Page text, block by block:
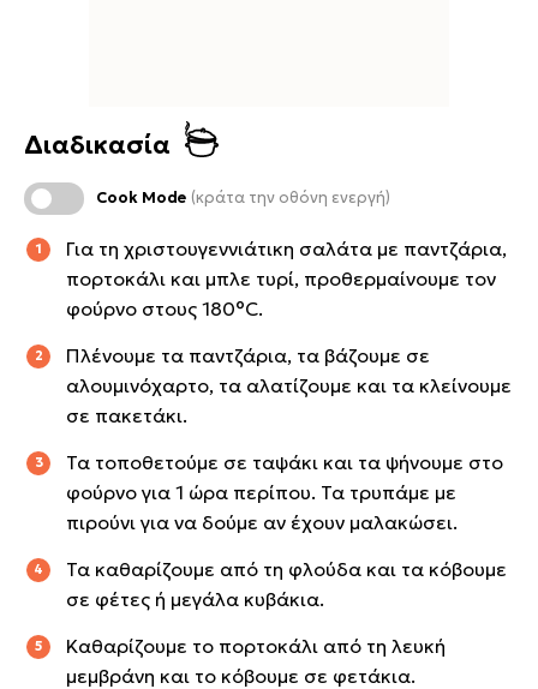
Διαδικασία
Cook Mode (κράτα την οθόνη ενεργή)
Για τη χριστουγεννιάτικη σαλάτα με παντζάρια,
πορτοκάλι και μπλε τυρί, προθερμαίνουμε τον
φούρνο στους 180°C.
Πλένουμε τα παντζάρια, τα βάζουμε σε
αλουμινόχαρτο, τα αλατίζουμε και τα κλείνουμε
σε πακετάκι.
Τα τοποθετούμε σε ταψάκι και τα ψήνουμε στο
φούρνο για 1 ώρα περίπου. Τα τρυπάμε με
πιρούνι για να δούμε αν έχουν μαλακώσει.
Τα καθαρίζουμε από τη φλούδα και τα κόβουμε
σε φέτες ή μεγάλα κυβάκια.
Καθαρίζουμε το πορτοκάλι από τη λευκή
μεμβράνη και το κόβουμε σε φετάκια.